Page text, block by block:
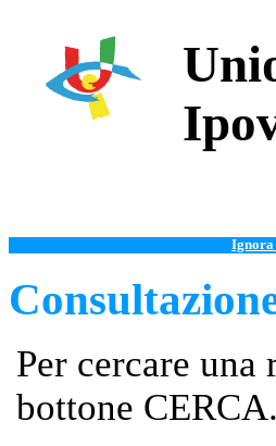
Ignora
Per cercare
bottone CERCA.